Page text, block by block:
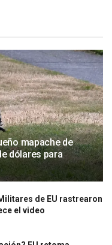
mapache de
dólares para
de EU rastrearon
el video